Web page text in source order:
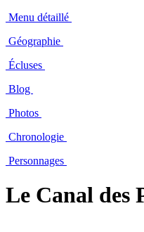
Menu détaillé
Géographie
Écluses
Blog
Photos
Chronologie
Personnages
Le Canal des